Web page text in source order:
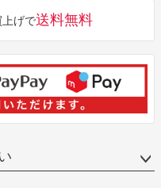
げで送料無料